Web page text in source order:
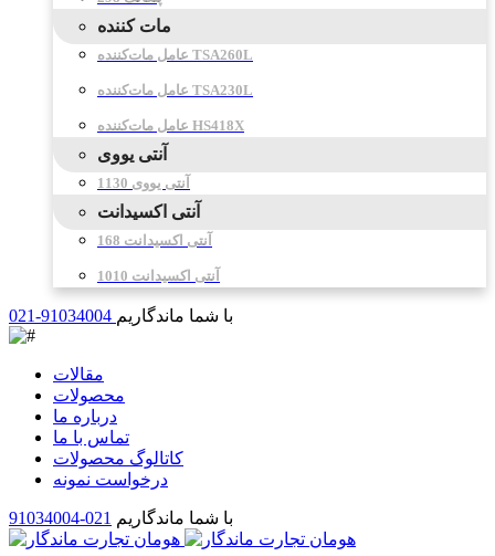
مات کننده
عامل مات‌کننده TSA260L
عامل مات‌کننده TSA230L
عامل مات‌کننده HS418X
آنتی یووی
آنتی یووی 1130
آنتی اکسیدانت
آنتی اکسیدانت 168
آنتی اکسیدانت 1010
021-91034004 با شما ماندگاریم
مقالات
محصولات
درباره ما
تماس با ما
کاتالوگ محصولات
درخواست نمونه
با شما ماندگاریم 021-91034004